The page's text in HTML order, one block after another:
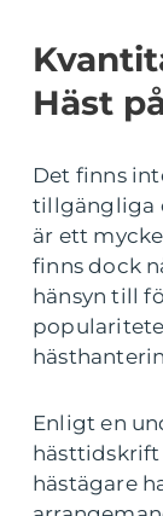
Häst
Det finns
tillgängliga
är ett
finns dock
hänsyn till
Enligt en
hästtidskrift
hästägare